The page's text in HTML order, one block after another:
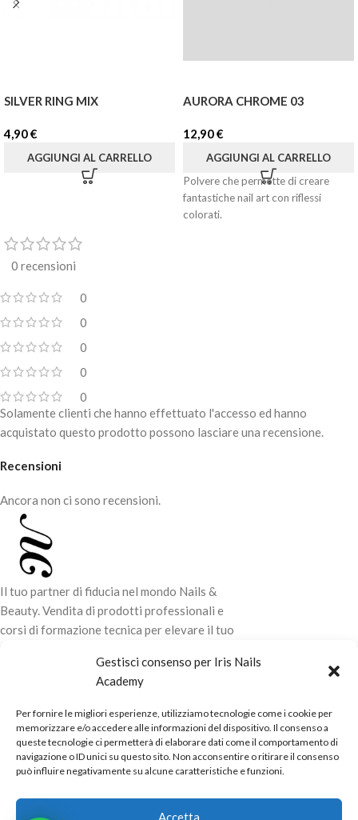
Gestisci consenso per Iris Nails
Academy
Per fornire le migliori esperienze, utilizziamo tecnologie come i cookie per
memorizzare e/o accedere alle informazioni del dispositivo. Il consenso a
queste tecnologie ci permetterà di elaborare dati come il comportamento di
navigazione o ID unici su questo sito. Non acconsentire o ritirare il consenso
può influire negativamente su alcune caratteristiche e funzioni.
Accetta
SILVER RING MIX
4,90€
AGGIUNGI AL CARRELLO
AURORA CHROME 03
12,90€
AGGIUNGI AL CARRELLO
Polvere che permette di creare
fantastiche nail art con riflessi
colorati.
0 recensioni
0
0
0
0
0
Recensioni
Ancora non ci sono recensioni.
Solamente clienti che hanno effettuato l'accesso ed hanno
acquistato questo prodotto possono lasciare una recensione.
Il tuo partner di fiducia nel mondo Nails &
Beauty. Vendita di prodotti professionali e
corsi di formazione tecnica per elevare il tuo
LINK UTILI
ORARI NEGOZIO
Powered byReal.Pro.Webcopyright© 2026 in collaborazione con